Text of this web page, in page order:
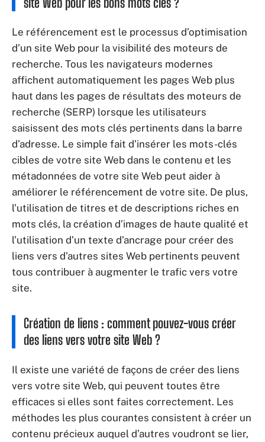
Le référencement est le processus d’optimisation
d’un site Web pour la visibilité des moteurs de
recherche. Tous les navigateurs modernes
affichent automatiquement les pages Web plus
haut dans les pages de résultats des moteurs de
recherche (SERP) lorsque les utilisateurs
saisissent des mots clés pertinents dans la barre
d’adresse. Le simple fait d’insérer les mots-clés
cibles de votre site Web dans le contenu et les
métadonnées de votre site Web peut aider à
améliorer le référencement de votre site. De plus,
l’utilisation de titres et de descriptions riches en
mots clés, la création d’images de haute qualité et
l’utilisation d’un texte d’ancrage pour créer des
liens vers d’autres sites Web pertinents peuvent
tous contribuer à augmenter le trafic vers votre
site.
Création de liens : comment pouvez-vous créer
des liens vers votre site Web ?
Il existe une variété de façons de créer des liens
vers votre site Web, qui peuvent toutes être
efficaces si elles sont faites correctement. Les
méthodes les plus courantes consistent à créer un
contenu précieux auquel d’autres voudront se lier,